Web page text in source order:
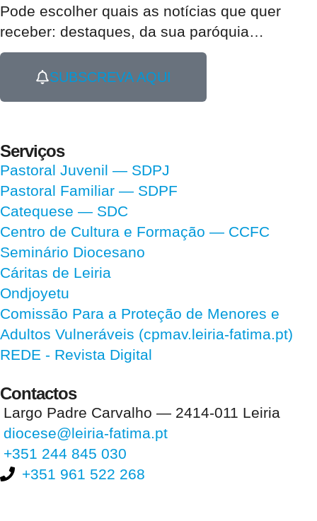
Pode escolher quais as notícias que quer
receber: destaques, da sua paróquia…
SUBSCREVA AQUI
Serviços
Pastoral Juvenil — SDPJ
Pastoral Familiar — SDPF
Catequese — SDC
Centro de Cultura e Formação — CCFC
Seminário Diocesano
Cáritas de Leiria
Ondjoyetu
Comissão Para a Proteção de Menores e
Adultos Vulneráveis (cpmav.leiria-fatima.pt)
REDE - Revista Digital
Contactos
Largo Padre Carvalho — 2414-011 Leiria
diocese@leiria-fatima.pt
+351 244 845 030
+351 961 522 268